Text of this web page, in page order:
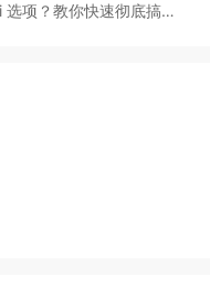
Win10/Win11 电脑设置里不显示 WiFi 选项？教你快速彻底搞定！